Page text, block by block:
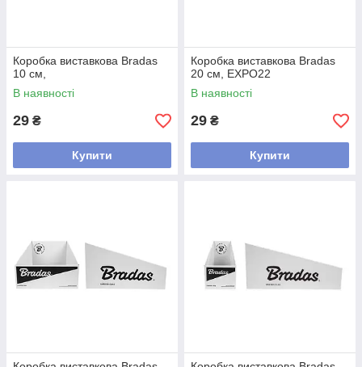
Коробка виставкова Bradas
10 см,
В наявності
29 ₴
Купити
Коробка виставкова Bradas
20 см, EXPO22
В наявності
29 ₴
Купити